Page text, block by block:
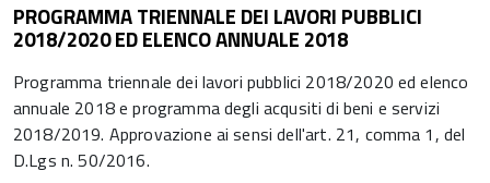
PROGRAMMA TRIENNALE DEI LAVORI PUBBLICI
2018/2020 ED ELENCO ANNUALE 2018
Programma triennale dei lavori pubblici 2018/2020 ed elenco
annuale 2018 e programma degli acqusiti di beni e servizi
2018/2019. Approvazione ai sensi dell'art. 21, comma 1, del
D.Lgs n. 50/2016.